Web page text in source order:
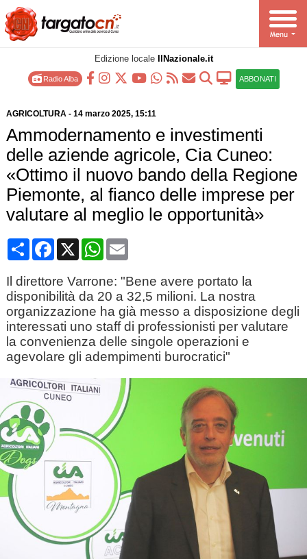
Edizione locale IlNazionale.it
Radio Alba ABBONATI
AGRICOLTURA- 14 marzo 2025, 15:11
Ammodernamento e investimenti
delle aziende agricole, Cia Cuneo:
«Ottimo il nuovo bando della Regione
Piemonte, al fianco delle imprese per
valutare al meglio le opportunità»
CondividiFacebook
X WhatsApp
Email
Il direttore Varrone: "Bene avere portato la
disponibilità da 20 a 32,5 milioni. La nostra
organizzazione ha già messo a disposizione degli
interessati uno staff di professionisti per valutare
la convenienza delle singole operazioni e
agevolare gli adempimenti burocratici"